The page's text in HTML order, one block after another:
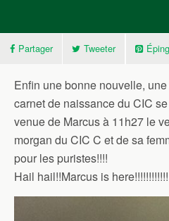
Partager Tweeter
Enfin une bonne nouvelle,
carnet de naissance du CIC
venue de Marcus à 11h27 le
morgan du CIC C et de sa
pour les puristes!!!!
Hail hail!!Marcus is